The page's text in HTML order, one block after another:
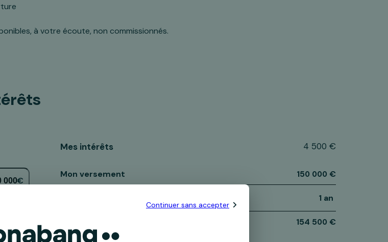
à votre écoute, non commissionnés.
€
Mes intérêts 4 500 €
Mon versement 150 000 €
1 an
154 500 €
Continuer sans accepter